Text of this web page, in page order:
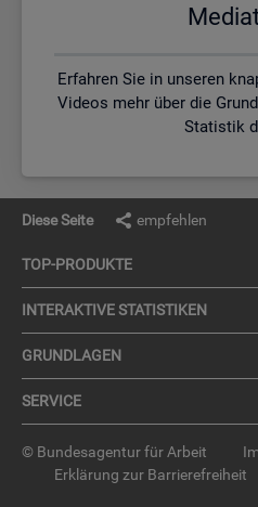
Erfahren Sie in unseren
Videos mehr über die
Statistik
Diese Seite empfehlen
TOP-PRO­DUK­TE
IN­TER­AK­TI­VE STA­TIS­TI­KEN
GRUND­LA­GEN
SER­VICE
© Bundesagentur für Arbeit
Erklärung zur Barrierefreiheit